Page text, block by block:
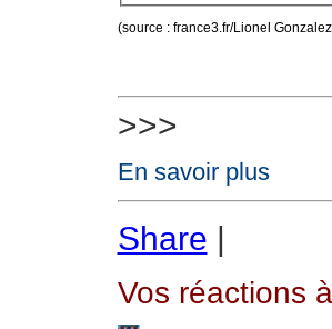
(source : france3.fr/Lionel
>>>
En savoir plus
Share |
Vos réactions